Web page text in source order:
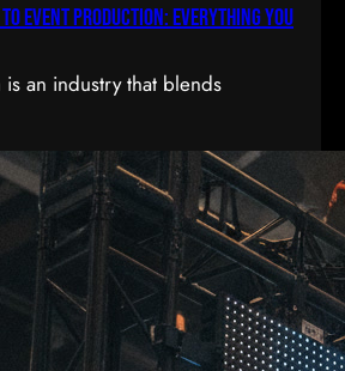
to Event Production: Everything You
an industry that blends